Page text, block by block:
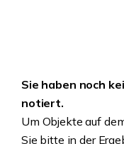
Sie haben noch
notiert.
Um Objekte auf
Sie bitte in der